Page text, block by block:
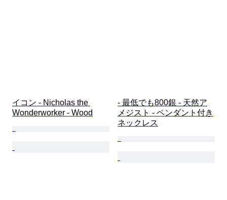
イコン - Nicholas the
Wonderworker - Wood
- 最低でも800銀 - 天然ア
メジスト - ペンダント付き
ネックレス